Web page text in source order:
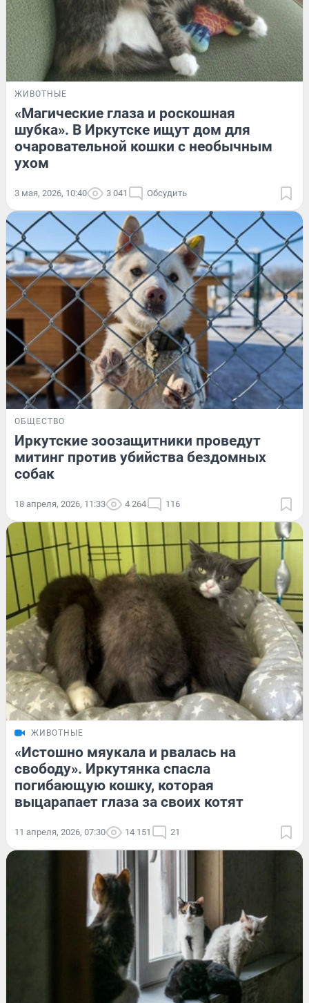
ЖИВОТНЫЕ
«Магические глаза и роскошная
шубка». В Иркутске ищут дом для
очаровательной кошки с необычным
ухом
3 мая, 2026, 10:40 3 041 Обсудить
ОБЩЕСТВО
Иркутские зоозащитники проведут
митинг против убийства бездомных
собак
18 апреля, 2026, 11:33 4 264 116
ЖИВОТНЫЕ
«Истошно мяукала и рвалась на
свободу». Иркутянка спасла
погибающую кошку, которая
выцарапает глаза за своих котят
11 апреля, 2026, 07:30 14 151 21